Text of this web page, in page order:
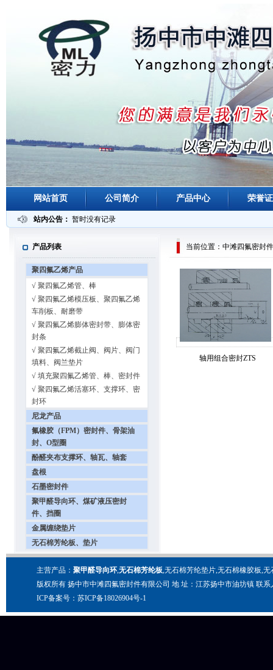
网站首页 公司简介 产品中心 荣誉
站内公告： 暂时没有记录
产品列表 当前位置：中滩四氟密封件
聚四氟乙烯产品
√ 聚四氟乙烯管、棒
√ 聚四氟乙烯模压板、聚四氟乙烯
车削板、耐磨带
√ 聚四氟乙烯膨体密封带、膨体密
封条
√ 聚四氟乙烯截止阀、阀片、阀门
填料、阀兰垫片
√ 填充聚四氟乙烯管、棒、密封件
√ 聚四氟乙烯活塞环、支撑环、密
封环
尼龙产品
氟橡胶（FPM）密封件、骨架油
封、O型圈
酚醛夹布支撑环、轴瓦、轴套
盘根
石墨密封件
聚甲醛导向环、煤矿液压密封
件、挡圈
金属缠绕垫片
无石棉芳纶板、垫片
轴用组合密封ZTS
主营产品： 聚甲醛导向环,无石棉芳纶板,无石棉芳纶垫片,无石棉橡胶板,
版权所有 扬中市中滩四氟密封件有限公司 地 址：江苏扬中市油坊镇 联系
ICP备案号：苏ICP备18026904号-1